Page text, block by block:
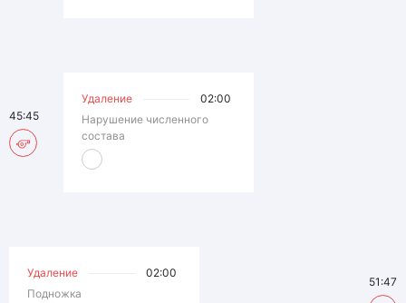
Удаление
02:00
Нарушение численного
состава
45:45
Удаление
02:00
Подножка
51:47